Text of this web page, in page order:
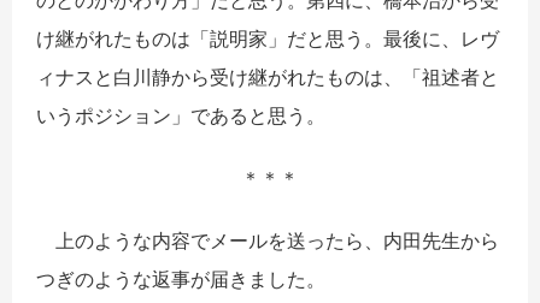
け継がれたものは「説明家」だと思う。最後に、レヴ
ィナスと白川静から受け継がれたものは、「祖述者と
いうポジション」であると思う。
＊＊＊
上のような内容でメールを送ったら、内田先生から
つぎのような返事が届きました。